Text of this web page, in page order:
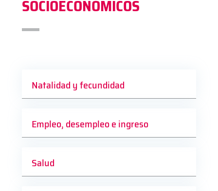
SOCIOECONÓMICOS
Natalidad y fecundidad
Empleo, desempleo e ingreso
Salud